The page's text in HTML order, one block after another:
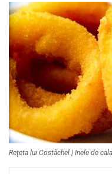
Reţeta lui Costăchel | Inele de